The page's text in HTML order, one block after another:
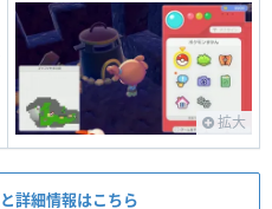
拡大
詳細情報はこちら